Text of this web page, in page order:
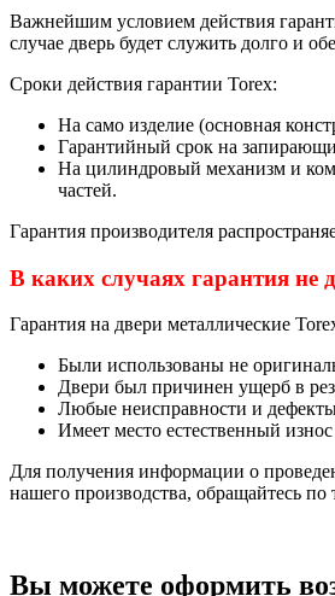
Важнейшим условием действия
случае дверь будет служить долго и
Сроки действия гарантии Torex:
На само изделие (основная
Гарантийный срок на
На цилиндровый механизм и
частей.
Гарантия производителя
В каких случаях гарантия не
Гарантия на двери металлические
Были использованы не
Двери был причинен ущерб в
Любые неисправности и
Имеет место естественный
Для получения информации о
нашего производства, обращайтесь
Вы можете оформить